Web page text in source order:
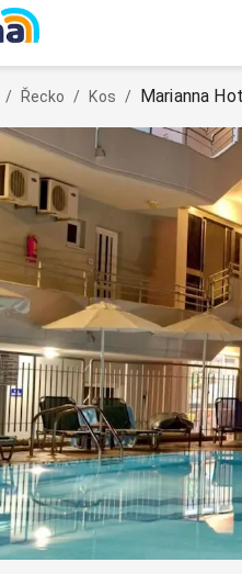
/ Řecko / Kos / Marianna